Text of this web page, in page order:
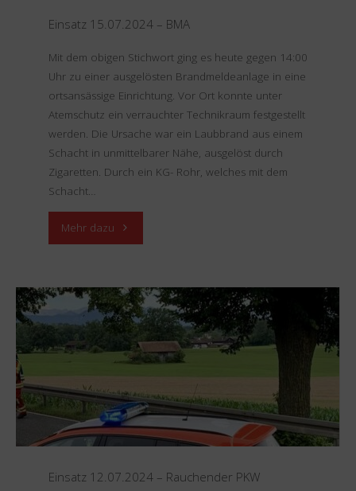
Einsatz 15.07.2024 – BMA
Mit dem obigen Stichwort ging es heute gegen 14:00
Uhr zu einer ausgelösten Brandmeldeanlage in eine
ortsansässige Einrichtung. Vor Ort konnte unter
Atemschutz ein verrauchter Technikraum festgestellt
werden. Die Ursache war ein Laubbrand aus einem
Schacht in unmittelbarer Nähe, ausgelöst durch
Zigaretten. Durch ein KG- Rohr, welches mit dem
Schacht…
Mehr dazu "Einsatz
–
BMA"
Einsatz 12.07.2024 – Rauchender PKW